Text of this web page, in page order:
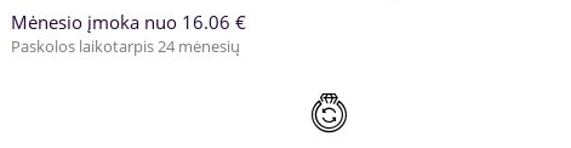
Mėnesio įmoka nuo 16.06 €
Paskolos laikotarpis 24 mėnesių